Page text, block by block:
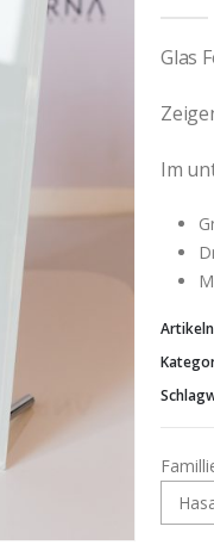
Glas
Im